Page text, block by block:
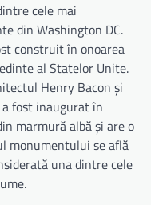
cele mai
din Washington DC.
construit în onoarea
al Statelor Unite.
Henry Bacon și
fost inaugurat în
marmură albă și are o
monumentului se află
una dintre cele